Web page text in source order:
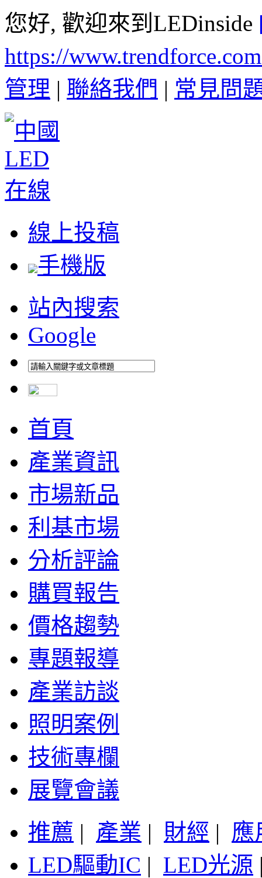
您好, 歡迎來到LEDinside
https://
管理 | 聯絡我們 | 常見問
線上投稿
手機版
站內搜索
Google
首頁
產業資訊
市場新品
利基市場
分析評論
購買報告
價格趨勢
專題報導
產業訪談
照明案例
技術專欄
展覽會議
推薦 | 產業 | 財經 | 應
LED驅動IC | LED光源